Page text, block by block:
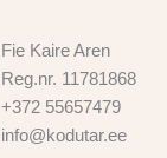
Fie Kaire Aren
Reg.nr. 11781868
+372 55657479